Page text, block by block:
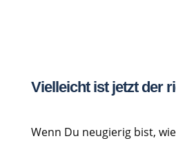
Vielleicht ist jetzt der
Wenn Du neugierig bist,